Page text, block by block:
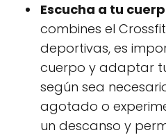
Escucha a tu
combines el
deportivas, es
cuerpo y adaptar
según sea
agotado o
un descanso y